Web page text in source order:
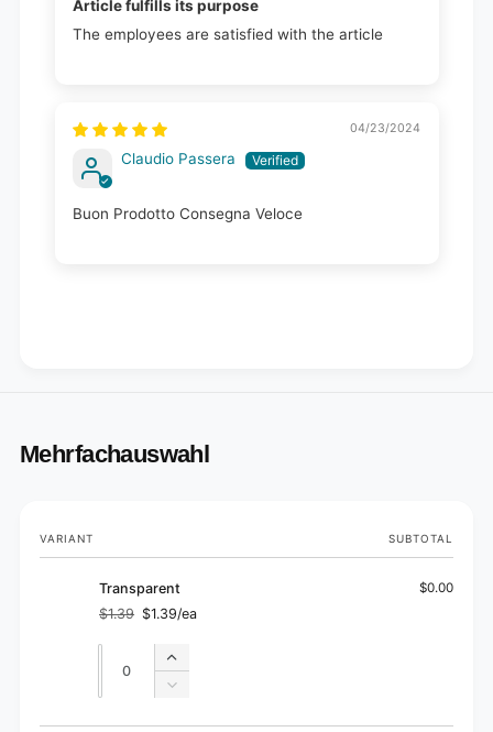
Article fulfills its purpose
The employees are satisfied with the article
04/23/2024
Claudio Passera
Buon Prodotto Consegna Veloce
Mehrfachauswahl
Your
cart
VARIANT SUBTOTAL
Transparent
Regular
price
$1.39
Sale
price
$1.39/ea
$0.00
Increase
quantity
Decrease